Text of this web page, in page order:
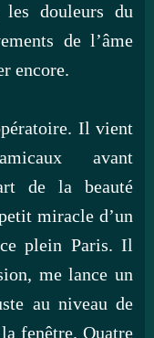
douleurs du
de l’âme
encore.
Il vient
avant
de la beauté
miracle d’un
plein Paris. Il
me lance un
au niveau de
fenêtre. Quatre